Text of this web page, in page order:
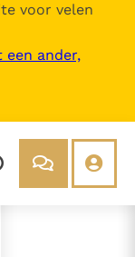
voor velen
een ander,